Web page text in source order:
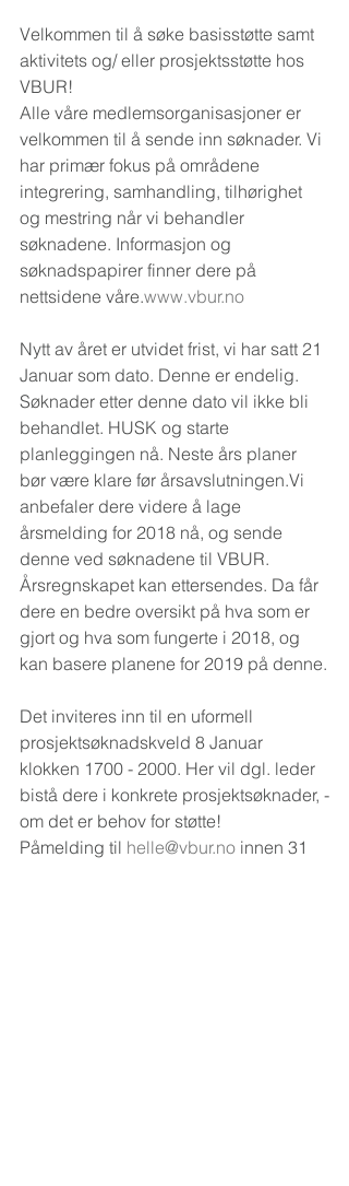
Velkommen til å søke basisstøtte samt
aktivitets og/ eller prosjektsstøtte hos
VBUR!
Alle våre medlemsorganisasjoner er
velkommen til å sende inn søknader. Vi
har primær fokus på områdene
integrering, samhandling, tilhørighet
og mestring når vi behandler
søknadene. Informasjon og
søknadspapirer finner dere på
nettsidene våre.www.vbur.no
Nytt av året er utvidet frist, vi har satt 21
Januar som dato. Denne er endelig.
Søknader etter denne dato vil ikke bli
behandlet. HUSK og starte
planleggingen nå. Neste års planer
bør være klare før årsavslutningen.Vi
anbefaler dere videre å lage
årsmelding for 2018 nå, og sende
denne ved søknadene til VBUR.
Årsregnskapet kan ettersendes. Da får
dere en bedre oversikt på hva som er
gjort og hva som fungerte i 2018, og
kan basere planene for 2019 på denne.
Det inviteres inn til en uformell
prosjektsøknadskveld 8 Januar
klokken 1700 - 2000. Her vil dgl. leder
bistå dere i konkrete prosjektsøknader, -
om det er behov for støtte!
Påmelding til helle@vbur.no innen 31